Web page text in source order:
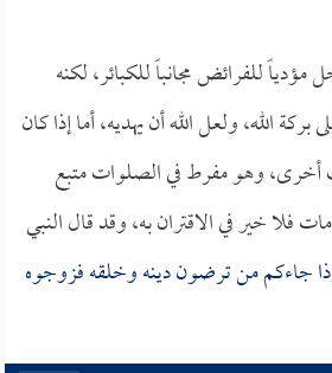
للفرائض مجانباً للكبائر، لكنه
الله، ولعل الله أن يهديه، أما إذا كان
وهو مفرط في الصلوات متبع
خير في الاقتران به، وقد قال النبي
جاءكم من ترضون دينه وخلقه فزوجوه